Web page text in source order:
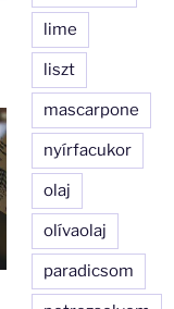
lime
liszt
mascarpone
nyírfacukor
olaj
olívaolaj
paradicsom